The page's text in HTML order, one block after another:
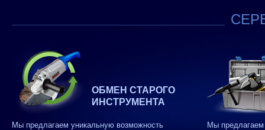
ОБМЕН СТАРОГО
ИНСТРУМЕНТА
Мы предлагаем уникальную возможность Мы